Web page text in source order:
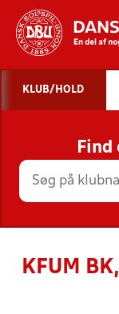
KLUB/HOLD
KFUM